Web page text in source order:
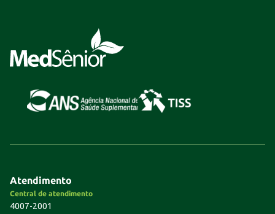
Atendimento
Central de atendimento
4007-2001